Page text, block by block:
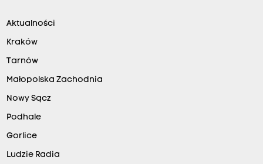
Aktualności
Kraków
Tarnów
Małopolska Zachodnia
Nowy Sącz
Podhale
Gorlice
Ludzie Radia